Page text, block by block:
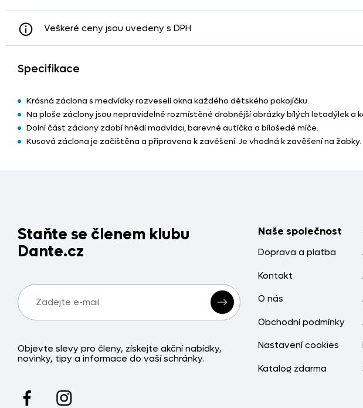
Veškeré ceny jsou uvedeny s DPH
Specifikace
Krásná záclona s medvídky rozveselí okna každého dětského pokojíčku.
Na ploše záclony jsou nepravidelně rozmístěné drobnější obrázky bílých letadýlek a
Dolní část záclony zdobí hnědí madvídci, barevné autíčka a bílošedé míče.
Kusová záclona je začištěna a připravena k zavěšení. Je vhodná k zavěšení na žabky.
Staňte se členem klubu
Dante.cz
Objevte slevy pro členy, získejte akční nabídky,
novinky, tipy a informace do vaší schránky.
Naše společnost
Doprava a platba
Kontakt
O nás
Obchodní podmínky
Nastavení cookies
Katalog zdarma